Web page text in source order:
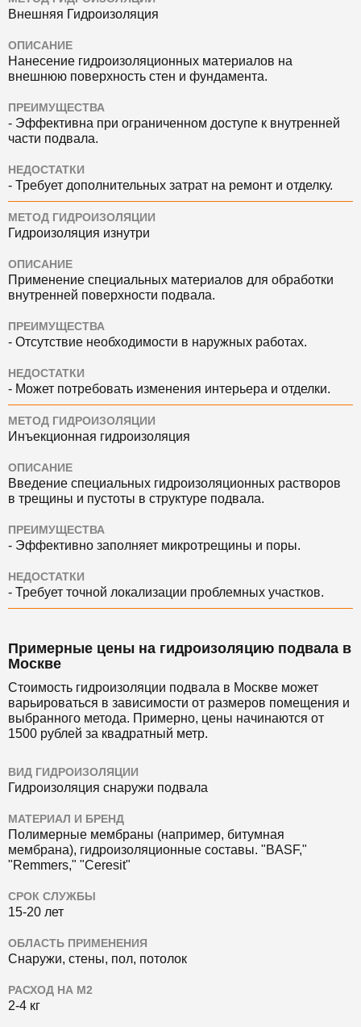
Внешняя Гидроизоляция
ОПИСАНИЕ
Нанесение гидроизоляционных материалов на
внешнюю поверхность стен и фундамента.
ПРЕИМУЩЕСТВА
- Эффективна при ограниченном доступе к внутренней
части подвала.
НЕДОСТАТКИ
- Требует дополнительных затрат на ремонт и отделку.
МЕТОД ГИДРОИЗОЛЯЦИИ
Гидроизоляция изнутри
ОПИСАНИЕ
Применение специальных материалов для обработки
внутренней поверхности подвала.
ПРЕИМУЩЕСТВА
- Отсутствие необходимости в наружных работах.
НЕДОСТАТКИ
- Может потребовать изменения интерьера и отделки.
МЕТОД ГИДРОИЗОЛЯЦИИ
Инъекционная гидроизоляция
ОПИСАНИЕ
Введение специальных гидроизоляционных растворов
в трещины и пустоты в структуре подвала.
ПРЕИМУЩЕСТВА
- Эффективно заполняет микротрещины и поры.
НЕДОСТАТКИ
- Требует точной локализации проблемных участков.
Примерные цены на гидроизоляцию подвала в
Москве
Стоимость гидроизоляции подвала в Москве может
варьироваться в зависимости от размеров помещения и
выбранного метода. Примерно, цены начинаются от
1500 рублей за квадратный метр.
ВИД ГИДРОИЗОЛЯЦИИ
Гидроизоляция снаружи подвала
МАТЕРИАЛ И БРЕНД
Полимерные мембраны (например, битумная
мембрана), гидроизоляционные составы. "BASF,"
"Remmers," "Ceresit"
СРОК СЛУЖБЫ
15-20 лет
ОБЛАСТЬ ПРИМЕНЕНИЯ
Снаружи, стены, пол, потолок
РАСХОД НА М2
2-4 кг